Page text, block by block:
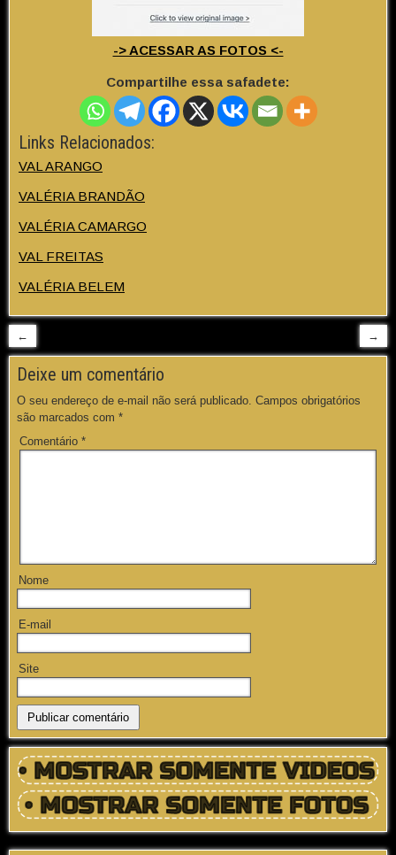
-> ACESSAR AS FOTOS <-
Compartilhe essa safadete:
Links Relacionados:
VAL ARANGO
VALÉRIA BRANDÃO
VALÉRIA CAMARGO
VAL FREITAS
VALÉRIA BELEM
← →
Deixe um comentário
O seu endereço de e-mail não será publicado. Campos obrigatórios
são marcados com *
Comentário *
Nome
E-mail
Site